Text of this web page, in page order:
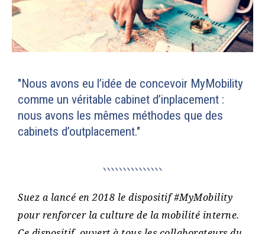
"Nous avons eu l’idée de concevoir MyMobility
comme un véritable cabinet d’inplacement :
nous avons les mêmes méthodes que des
cabinets d’outplacement."
Suez a lancé en 2018 le dispositif #MyMobility
pour renforcer la culture de la mobilité interne.